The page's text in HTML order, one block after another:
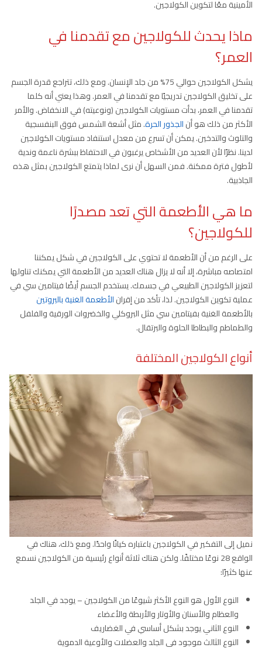
الأمينية معًا لتكوين الكولاجين.
ماذا يحدث للكولاجين مع تقدمنا ​​في
العمر؟
يشكل الكولاجين حوالي 75% من جلد الإنسان. ومع ذلك، تتراجع قدرة الجسم
على تخليق الكولاجين تدريجيًا مع تقدمنا ​​في العمر. وهذا يعني أنه كلما
تقدمنا ​​في العمر، بدأت مستويات الكولاجين (ونوعيته) في الانخفاض. والأمر
الأكثر من ذلك هو أنالجذور الحرة. مثل أشعة الشمس فوق البنفسجية
والتلوث والتدخين. يمكن أن تسرع من معدل استنفاد مستويات الكولاجين
لدينا. نظرًا لأن العديد من الأشخاص يرغبون في الاحتفاظ ببشرة ناعمة وندية
لأطول فترة ممكنة. فمن السهل أن نرى لماذا يتمتع الكولاجين بمثل هذه
الجاذبية.
ما هي الأطعمة التي تعد مصدرًا
للكولاجين؟
على الرغم من أن الأطعمة لا تحتوي على الكولاجين في شكل يمكننا
امتصاصه مباشرة، إلا أنه لا يزال هناك العديد من الأطعمة التي يمكنك تناولها
لتعزيز الكولاجين الطبيعي في جسمك. يستخدم الجسم أيضًا فيتامين سي في
عملية تكوين الكولاجين. لذا، تأكد من إقرانالأطعمة الغنية بالبروتين
بالأطعمة الغنية بفيتامين سي مثل البروكلي والخضروات الورقية والفلفل
والطماطم والبطاطا الحلوة والبرتقال.
أنواع الكولاجين المختلفة
نميل إلى التفكير في الكولاجين باعتباره كيانًا واحدًا. ومع ذلك، هناك في
الواقع 28 نوعًا مختلفًا. ولكن هناك ثلاثة أنواع رئيسية من الكولاجين نسمع
عنها كثيرًا:
النوع الأول هو النوع الأكثر شيوعًا من الكولاجين – يوجد في الجلد
والعظام والأسنان والأوتار والأربطة والأعضاء
النوع الثاني يوجد بشكل أساسي في الغضاريف
النوع الثالث موجود في الجلد والعضلات والأوعية الدموية